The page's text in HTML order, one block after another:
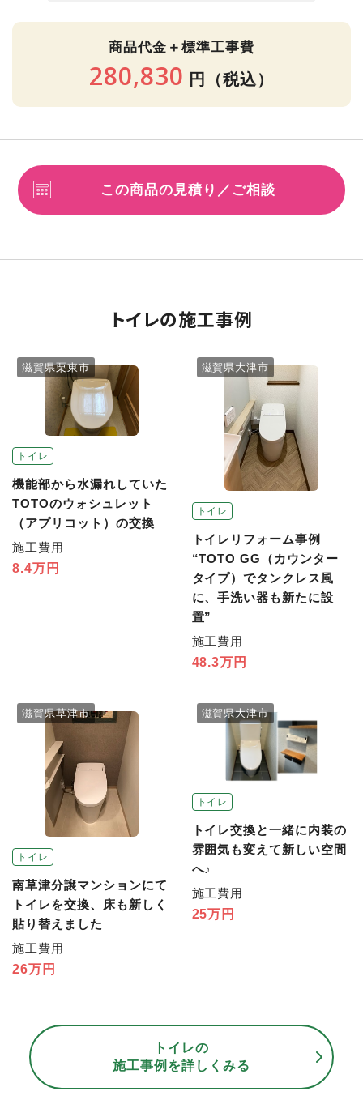
商品代金＋標準工事費
280,830 円 （税込）
この商品の見積り／ご相談
トイレの施工事例
トイレ
滋賀県栗東市
機能部から水漏れしていた
TOTOのウォシュレット
（アプリコット）の交換
施工費用
8.4万円
トイレ
滋賀県大津市
トイレリフォーム事例
“TOTO GG（カウンター
タイプ）でタンクレス風
に、手洗い器も新たに設
置”
施工費用
48.3万円
トイレ
滋賀県草津市
南草津分譲マンションにて
トイレを交換、床も新しく
貼り替えました
施工費用
26万円
トイレ
滋賀県大津市
トイレ交換と一緒に内装の
雰囲気も変えて新しい空間
へ♪
施工費用
25万円
トイレの
施工事例を詳しくみる